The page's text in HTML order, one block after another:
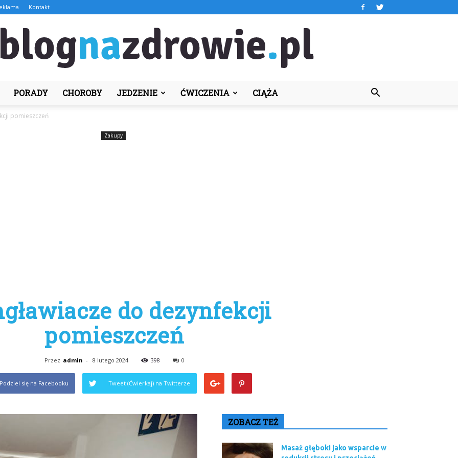
Kontakt
PORADY CHOROBY JEDZENIE ĆWICZENIA CIĄŻA
pomieszczeń
Zakupy
do dezynfekcji
pomieszczeń
Przez admin - 8 lutego 2024 398 0
się na Facebooku Tweet (Ćwierkaj) na Twitterze
ZOBACZ TEŻ
Masaż głęboki jako wsparcie w